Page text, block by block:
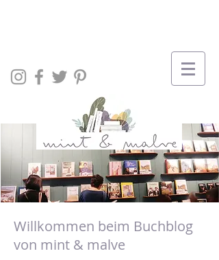
Willkommen beim Buchblog
von mint & malve